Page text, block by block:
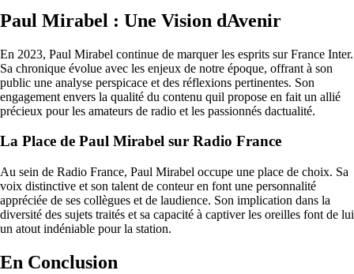
Paul Mirabel : Une Vision dAvenir
En 2023, Paul Mirabel continue de marquer les esprits sur France Inter.
Sa chronique évolue avec les enjeux de notre époque, offrant à son
public une analyse perspicace et des réflexions pertinentes. Son
engagement envers la qualité du contenu quil propose en fait un allié
précieux pour les amateurs de radio et les passionnés dactualité.
La Place de Paul Mirabel sur Radio France
Au sein de Radio France, Paul Mirabel occupe une place de choix. Sa
voix distinctive et son talent de conteur en font une personnalité
appréciée de ses collègues et de laudience. Son implication dans la
diversité des sujets traités et sa capacité à captiver les oreilles font de lui
un atout indéniable pour la station.
En Conclusion